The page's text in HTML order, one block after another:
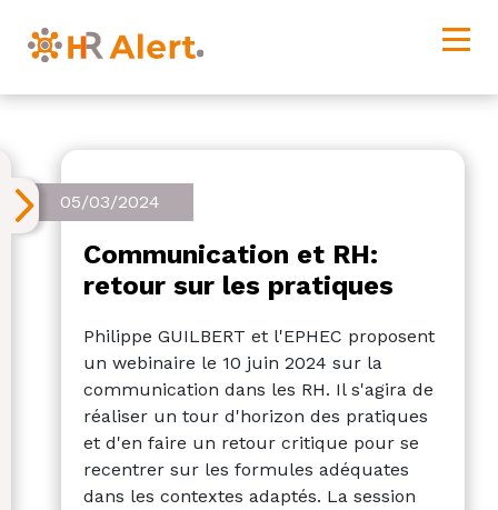
05/03/2024
Communication et RH:
retour sur les pratiques
Philippe GUILBERT et l'EPHEC proposent
un webinaire le 10 juin 2024 sur la
communication dans les RH. Il s'agira de
réaliser un tour d'horizon des pratiques
et d'en faire un retour critique pour se
recentrer sur les formules adéquates
dans les contextes adaptés. La session